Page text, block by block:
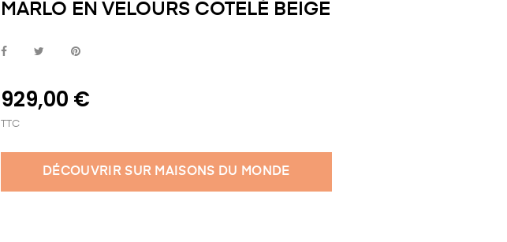
MARLO EN VELOURS COTELÉ BEIGE
929,00 €
TTC
DÉCOUVRIR SUR MAISONS DU MONDE